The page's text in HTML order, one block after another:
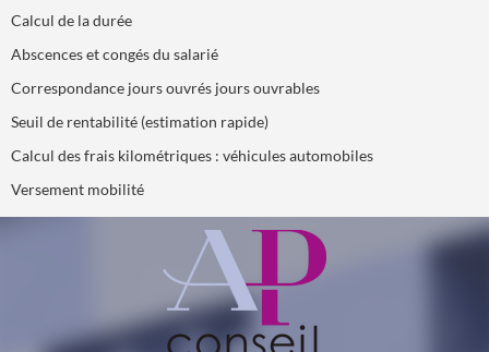
Calcul de la durée
Abscences et congés du salarié
Correspondance jours ouvrés jours ouvrables
Seuil de rentabilité (estimation rapide)
Calcul des frais kilométriques : véhicules automobiles
Versement mobilité